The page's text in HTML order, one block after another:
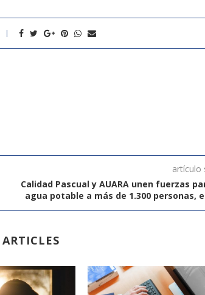
artículo
Calidad Pascual y AUARA unen fuerzas
agua potable a más de 1.300 personas,